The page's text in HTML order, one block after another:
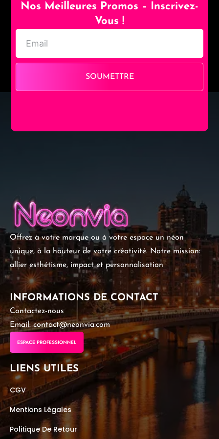
Nos Meilleures Promos – Inscrivez-
Vous !
SOUMETTRE
Offrez à votre marque ou à votre espace un néon
unique, à la hauteur de votre créativité. Notre mission:
allier esthétisme, impact et personnalisation
INFORMATIONS DE CONTACT
Contactez-nous
Email: contact@neonvia.com
ESPACE PROFESSIONNEL
LIENS UTILES
CGV
Mentions Légales
Politique De Retour